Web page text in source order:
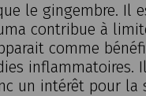
le gingembre. Il
contribue à
comme
inflammatoires.
un intérêt pour